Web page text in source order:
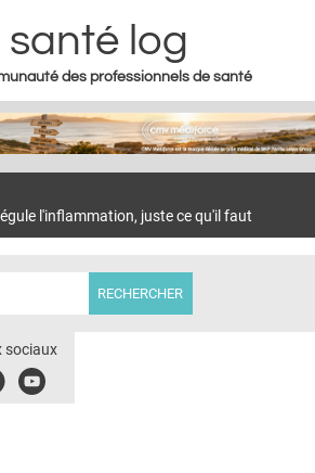
to navigation
santé log
des professionnels de santé
À DOMICILE
l'inflammation, juste ce qu'il faut
sociaux
Youbute